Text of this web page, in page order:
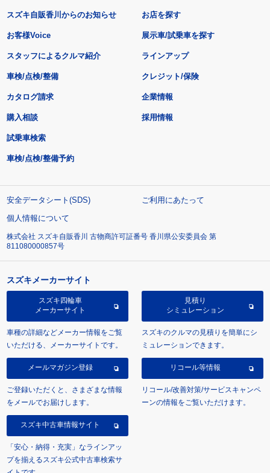
スズキ自販香川からのお知らせ
お客様Voice
スタッフによるクルマ紹介
お店を探す
展示車/試乗車を探す
ラインアップ
車検/点検/整備 クレジット/保険
カタログ請求
購入相談
試乗車検索
車検/点検/整備予約
企業情報
採用情報
安全データシート(SDS)
ご利用にあたって
個人情報について
株式会社 スズキ自販香川 古物商許可証番号 香川県公安委員会 第
811080000857号
スズキメーカーサイト
スズキ四輪車
メーカーサイト
車種の詳細などメーカー情報をご覧
いただける、メーカーサイトです。
見積り
シミュレーション
スズキのクルマの見積りを簡単にシ
ミュレーションできます。
メールマガジン登録
ご登録いただくと、さまざまな情報
をメールでお届けします。
リコール等情報
リコール/改善対策/サービスキャンペ
ーンの情報をご覧いただけます。
スズキ中古車情報サイト
「安心・納得・充実」なラインアッ
プを揃えるスズキ公式中古車検索サ